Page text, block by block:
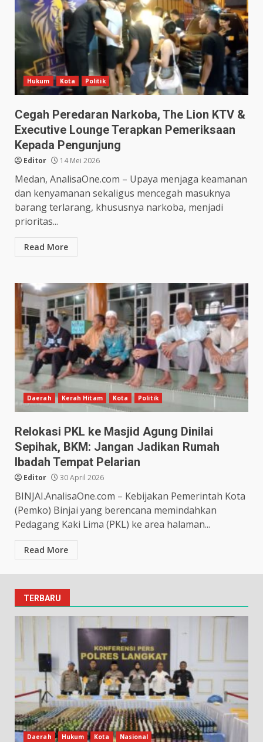
Hukum Kota Politik
Cegah Peredaran Narkoba, The Lion KTV &
Executive Lounge Terapkan Pemeriksaan
Kepada Pengunjung
Editor 14 Mei 2026
Medan, AnalisaOne.com – Upaya menjaga keamanan
dan kenyamanan sekaligus mencegah masuknya
barang terlarang, khususnya narkoba, menjadi
prioritas...
Read More
Daerah Kerah Hitam Kota Politik
Relokasi PKL ke Masjid Agung Dinilai
Sepihak, BKM: Jangan Jadikan Rumah
Ibadah Tempat Pelarian
Editor 30 April 2026
BINJAI.AnalisaOne.com – Kebijakan Pemerintah Kota
(Pemko) Binjai yang berencana memindahkan
Pedagang Kaki Lima (PKL) ke area halaman...
Read More
TERBARU
Daerah Hukum Kota Nasional